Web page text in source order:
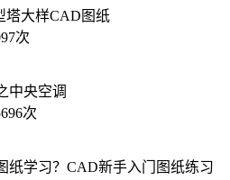
塔大样CAD图纸
次
中央空调
次
纸学习？CAD新手入门图纸练习